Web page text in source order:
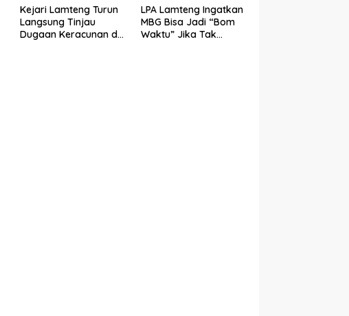
Kejari Lamteng Turun
Langsung Tinjau
Dugaan Keracunan di
LPA Lamteng Ingatkan
MBG Bisa Jadi “Bom
Waktu” Jika Tak